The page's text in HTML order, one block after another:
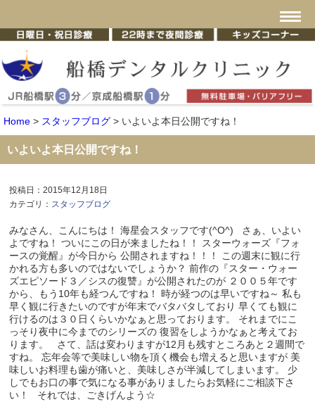
Home > スタッフブログ > いよいよ本日公開ですね！
いよいよ本日公開ですね！
投稿日：2015年12月18日
カテゴリ： スタッフブログ
みなさん、こんにちは！ 海星会スタッフです(^O^) さぁ、いよい
よですね！ ついにこの日が来ましたね！！ スターウォーズ『フォ
ースの覚醒』が今日から 公開されますね！！！ この週末に観に行
かれる方も多いのではないでしょうか？ 前作の『スター・ウォー
ズエピソード３／シスの復讐』が公開されたのが ２００５年です
から、もう10年も経つんですね！ 時が経つのは早いですね～ 私も
早く観に行きたいのですが年末でバタバタしており 早くても観に
行けるのは３０日くらいかなぁと思っております。 それまでにこ
っそり夜中に今までのシリーズの 復習をしようかなぁと考えてお
ります。 さて、話は変わりますが12月も残すところあと２週間で
すね。 忘年会等で美味しい物を頂く機会も増えると思いますが 美
味しいお料理も歯が痛いと、美味しさが半減してしまいます。 少
しでもお口の事で気になる事がありましたらお気軽にご相談下さ
い！ それでは、ごきげんよう☆